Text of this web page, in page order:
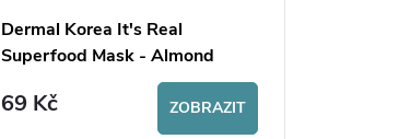
Dermal Korea It's Real
Superfood Mask - Almond
69 Kč ZOBRAZIT